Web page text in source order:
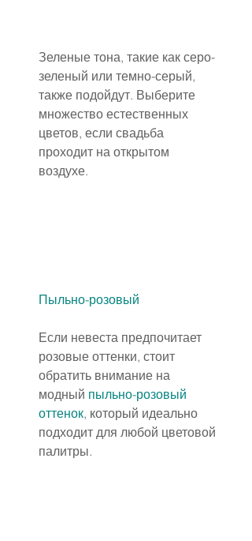
Зеленые тона, такие как серо-
зеленый или темно-серый,
также подойдут. Выберите
множество естественных
цветов, если свадьба
проходит на открытом
воздухе.
Пыльно-розовый
Если невеста предпочитает
розовые оттенки, стоит
обратить внимание на
модный пыльно-розовый
оттенок, который идеально
подходит для любой цветовой
палитры.